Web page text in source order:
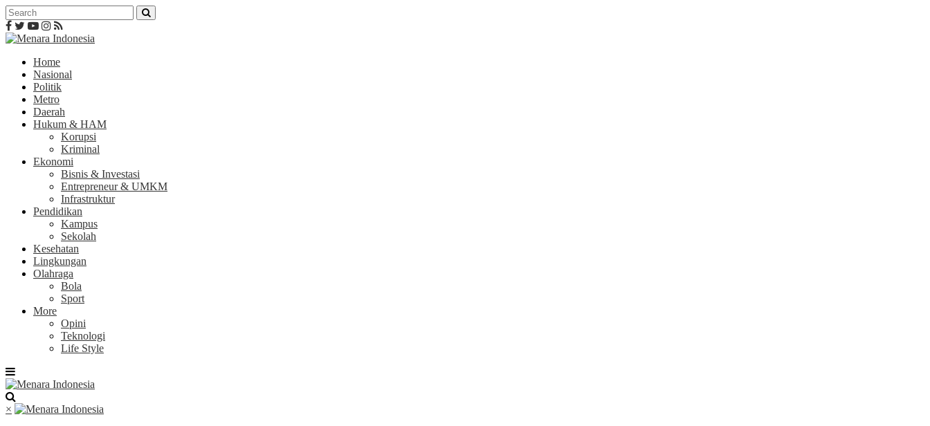
Home
Nasional
Politik
Metro
Daerah
Hukum & HAM
Korupsi
Kriminal
Ekonomi
Bisnis & Investasi
Entrepreneur & UMKM
Infrastruktur
Pendidikan
Kampus
Sekolah
Kesehatan
Lingkungan
Olahraga
Bola
Sport
More
Opini
Teknologi
Life Style
×